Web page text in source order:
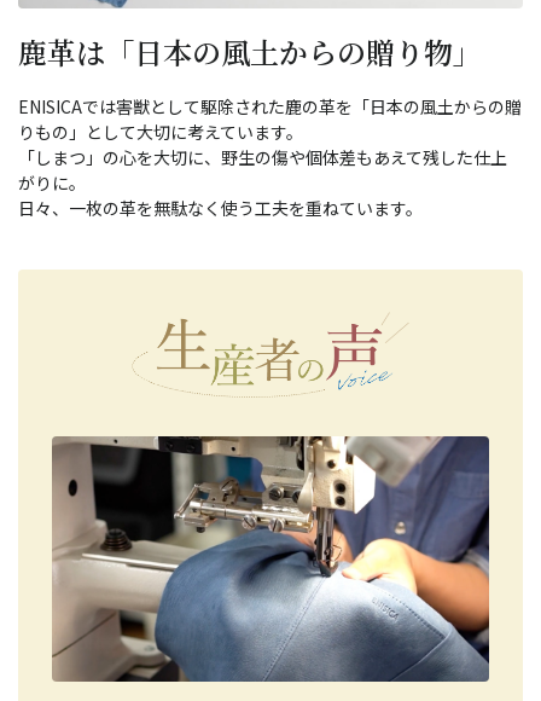
鹿革は「日本の風土からの贈り物」
ENISICAでは害獣として駆除された鹿の革を「日本の風土からの贈
りもの」として大切に考えています。
「しまつ」の心を大切に、野生の傷や個体差もあえて残した仕上
がりに。
日々、一枚の革を無駄なく使う工夫を重ねています。